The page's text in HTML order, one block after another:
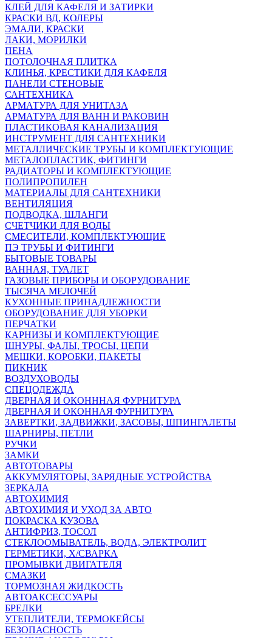
КЛЕЙ ДЛЯ КАФЕЛЯ И ЗАТИРКИ
КРАСКИ ВД, КОЛЕРЫ
ЭМАЛИ, КРАСКИ
ЛАКИ, МОРИЛКИ
ПЕНА
ПОТОЛОЧНАЯ ПЛИТКА
КЛИНЬЯ, КРЕСТИКИ ДЛЯ КАФЕЛЯ
ПАНЕЛИ СТЕНОВЫЕ
САНТЕХНИКА
АРМАТУРА ДЛЯ УНИТАЗА
АРМАТУРА ДЛЯ ВАНН И РАКОВИН
ПЛАСТИКОВАЯ КАНАЛИЗАЦИЯ
ИНСТРУМЕНТ ДЛЯ САНТЕХНИКИ
МЕТАЛЛИЧЕСКИЕ ТРУБЫ И КОМПЛЕКТУЮЩИЕ
МЕТАЛОПЛАСТИК, ФИТИНГИ
РАДИАТОРЫ И КОМПЛЕКТУЮЩИЕ
ПОЛИПРОПИЛЕН
МАТЕРИАЛЫ ДЛЯ САНТЕХНИКИ
ВЕНТИЛЯЦИЯ
ПОДВОДКА, ШЛАНГИ
СЧЕТЧИКИ ДЛЯ ВОДЫ
СМЕСИТЕЛИ, КОМПЛЕКТУЮЩИЕ
ПЭ ТРУБЫ И ФИТИНГИ
БЫТОВЫЕ ТОВАРЫ
ВАННАЯ, ТУАЛЕТ
ГАЗОВЫЕ ПРИБОРЫ И ОБОРУДОВАНИЕ
ТЫСЯЧА МЕЛОЧЕЙ
КУХОННЫЕ ПРИНАДЛЕЖНОСТИ
ОБОРУДОВАНИЕ ДЛЯ УБОРКИ
ПЕРЧАТКИ
КАРНИЗЫ И КОМПЛЕКТУЮЩИЕ
ШНУРЫ, ФАЛЫ, ТРОСЫ, ЦЕПИ
МЕШКИ, КОРОБКИ, ПАКЕТЫ
ПИКНИК
ВОЗДУХОВОДЫ
СПЕЦОДЕЖДА
ДВЕРНАЯ И ОКОНННАЯ ФУРНИТУРА
ДВЕРНАЯ И ОКОННАЯ ФУРНИТУРА
ЗАВЕРТКИ, ЗАДВИЖКИ, ЗАСОВЫ, ШПИНГАЛЕТЫ
ШАРНИРЫ, ПЕТЛИ
РУЧКИ
ЗАМКИ
АВТОТОВАРЫ
АККУМУЛЯТОРЫ, ЗАРЯДНЫЕ УСТРОЙСТВА
ЗЕРКАЛА
АВТОХИМИЯ
АВТОХИМИЯ И УХОД ЗА АВТО
ПОКРАСКА КУЗОВА
АНТИФРИЗ, ТОСОЛ
СТЕКЛООМЫВАТЕЛЬ, ВОДА, ЭЛЕКТРОЛИТ
ГЕРМЕТИКИ, Х/СВАРКА
ПРОМЫВКИ ДВИГАТЕЛЯ
СМАЗКИ
ТОРМОЗНАЯ ЖИДКОСТЬ
АВТОАКСЕССУАРЫ
БРЕЛКИ
УТЕПЛИТЕЛИ, ТЕРМОКЕЙСЫ
БЕЗОПАСНОСТЬ